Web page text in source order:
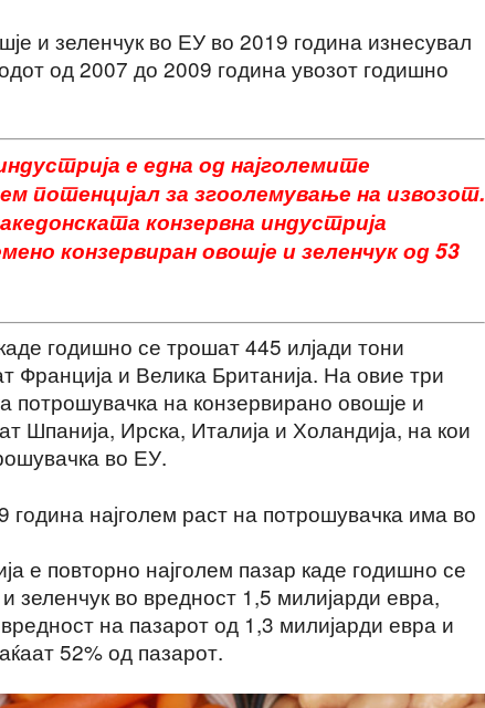
и зеленчук во ЕУ во 2019 година изнесувал
од 2007 до 2009 година увозот годишно
е една од најголемите
потенцијал за згоолемување на извозот.
конзервна индустрија
конзервиран овошје и зеленчук од 53
годишно се трошат 445 илјади тони
Франција и Велика Британија. На овие три
потрошувачка на конзервирано овошје и
Шпанија, Ирска, Италија и Холандија, на кои
во ЕУ.
најголем раст на потрошувачка има во
е повторно најголем пазар каде годишно се
зеленчук во вредност 1,5 милијарди евра,
на пазарот од 1,3 милијарди евра и
52% од пазарот.